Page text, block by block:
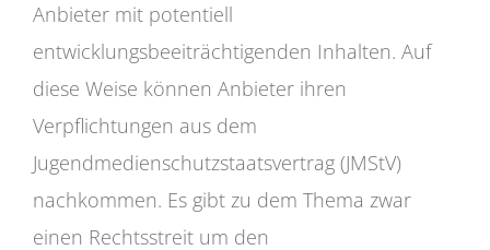
Anbieter mit potentiell
entwicklungsbeeiträchtigenden Inhalten. Auf
diese Weise können Anbieter ihren
Verpflichtungen aus dem
Jugendmedienschutzstaatsvertrag (JMStV)
nachkommen. Es gibt zu dem Thema zwar
einen Rechtsstreit um den